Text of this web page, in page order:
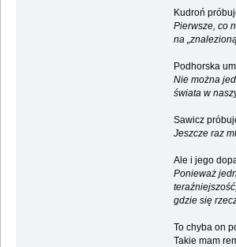
Kudroń
Pierwsze, co
na
Podhorska
Nie można
świata w
Sawicz
Jeszcze raz
Ale i jego
Ponieważ
gdzie się
To chyba on
Takie mam